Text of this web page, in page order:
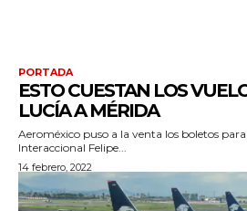
PORTADA
ESTO CUESTAN LOS
LUCÍA A MÉRIDA
Aeroméxico puso a la venta los boletos
Interaccional Felipe...
14 febrero, 2022